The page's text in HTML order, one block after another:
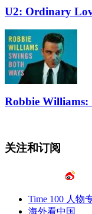
U2: Ordinary
Robbie Williams:
关注和订阅
Time 100 人物
海外看中国